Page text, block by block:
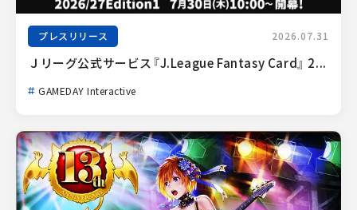
プレスリリース 2026.07.31
Ｊリーグ公式サービス『J.League Fantasy Card』 2...
GAMEDAY Interactive